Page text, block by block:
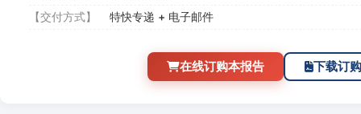
【交付方式】
特快专递 + 电子邮件
在线订购本报告 下载订